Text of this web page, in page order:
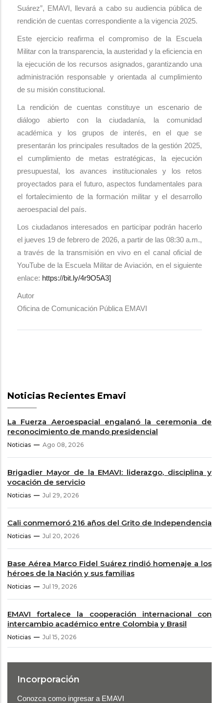
Suárez”, EMAVI, llevará a cabo su audiencia pública de
rendición de cuentas correspondiente a la vigencia 2025.
Este ejercicio reafirma el compromiso de la Escuela
Militar con la transparencia, la austeridad y la eficiencia en
la ejecución de los recursos asignados, garantizando una
administración responsable y orientada al cumplimiento
de su misión constitucional.
La rendición de cuentas constituye un escenario de
diálogo abierto con la ciudadanía, la comunidad
académica y los grupos de interés, en el que se
presentarán los principales resultados de la gestión 2025,
el cumplimiento de metas estratégicas, la ejecución
presupuestal, los avances institucionales y los retos
proyectados para el futuro, aspectos fundamentales para
el fortalecimiento de la formación militar y el desarrollo
aeroespacial del país.
Los ciudadanos interesados en participar podrán hacerlo
el jueves 19 de febrero de 2026, a partir de las 08:30 a.m.,
a través de la transmisión en vivo en el canal oficial de
YouTube de la Escuela Militar de Aviación, en el siguiente
enlace: https://bit.ly/4r9O5A3]
Autor
Oficina de Comunicación Pública EMAVI
Noticias Recientes Emavi
La Fuerza Aeroespacial engalanó la ceremonia de
reconocimiento de mando presidencial
Noticias Ago 08, 2026
Brigadier Mayor de la EMAVI: liderazgo, disciplina y
vocación de servicio
Noticias Jul 29, 2026
Cali conmemoró 216 años del Grito de Independencia
Noticias Jul 20, 2026
Base Aérea Marco Fidel Suárez rindió homenaje a los
héroes de la Nación y sus familias
Noticias Jul 19, 2026
EMAVI fortalece la cooperación internacional con
intercambio académico entre Colombia y Brasil
Noticias Jul 15, 2026
Incorporación
Conozca como ingresar a EMAVI